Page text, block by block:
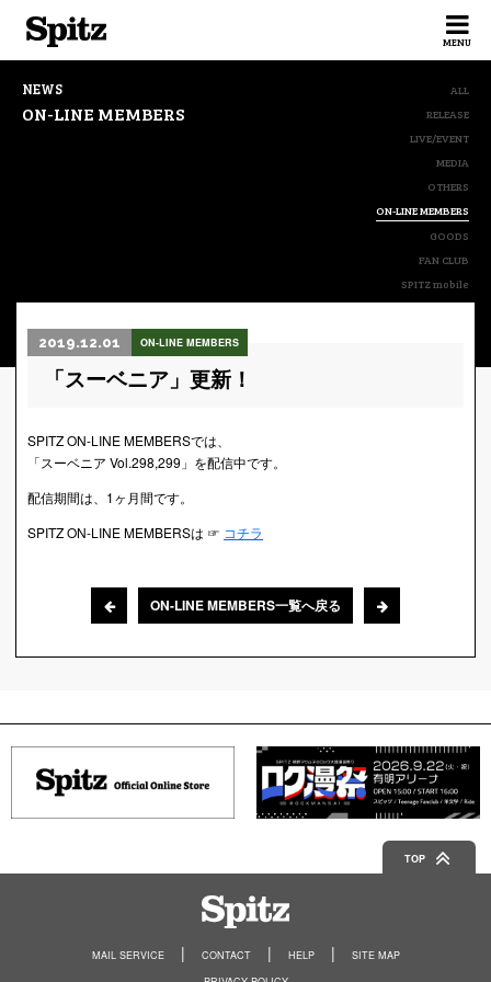
MENU
NEWS
ON-LINE MEMBERS
ALL
RELEASE
LIVE/EVENT
MEDIA
OTHERS
ON-LINE MEMBERS
GOODS
FAN CLUB
SPITZ mobile
2019.12.01 ON-LINE MEMBERS
「スーベニア」更新！
SPITZ ON-LINE MEMBERSでは、
「スーベニア Vol.298,299」を配信中です。
配信期間は、1ヶ月間です。
SPITZ ON-LINE MEMBERSは ☞ コチラ
ON-LINE MEMBERS一覧へ戻る
TOP
MAIL SERVICE CONTACT HELP
SITE MAP